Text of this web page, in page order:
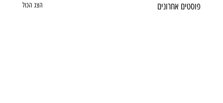
פוסטים אחרונים הצג הכול